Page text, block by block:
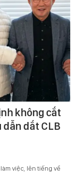
không cắt
dắt CLB
việc, lên tiếng về